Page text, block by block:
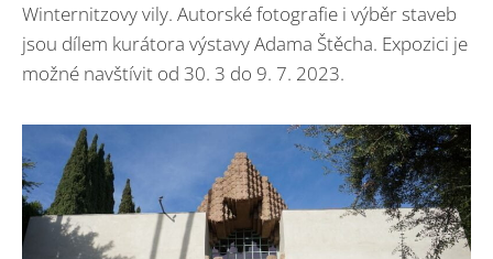
Winternitzovy vily. Autorské fotografie i výběr staveb
jsou dílem kurátora výstavy Adama Štěcha. Expozici je
možné navštívit od 30. 3 do 9. 7. 2023.